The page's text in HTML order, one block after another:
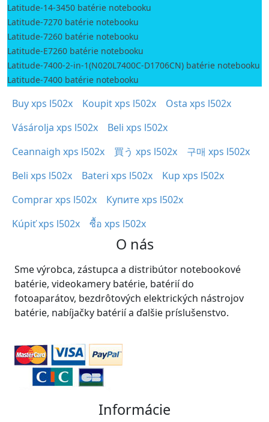
Latitude-14-3450 batérie notebooku
Latitude-7270 batérie notebooku
Latitude-7260 batérie notebooku
Latitude-E7260 batérie notebooku
Latitude-7400-2-in-1(N020L7400C-D1706CN) batérie notebooku
Latitude-7400 batérie notebooku
Buy xps l502x Koupit xps l502x
Osta xps l502x
Vásárolja xps l502x
Beli xps l502x
Ceannaigh xps l502x
買う xps l502x
구매 xps l502x
Beli xps l502x
Bateri xps l502x
Kup xps l502x
Comprar xps l502x
Купите xps l502x
Kúpiť xps l502x
ซื้อ xps l502x
O nás
Sme výrobca, zástupca a distribútor notebookové
batérie, videokamery batérie, batérií do
fotoaparátov, bezdrôtových elektrických nástrojov
batérie, nabíjačky batérií a ďalšie príslušenstvo.
Informácie